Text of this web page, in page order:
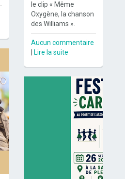
le clip « Même
Oxygène, la chanson
des Williams ».
Aucun commentaire
Lire la suite